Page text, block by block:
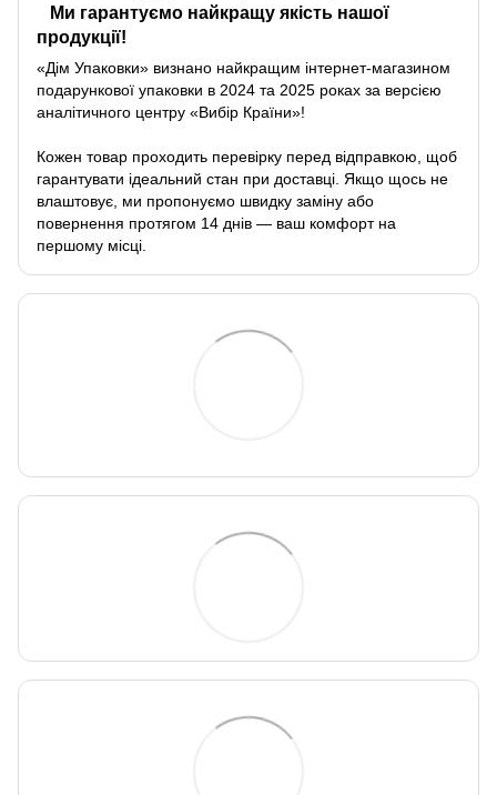
Ми гарантуємо найкращу якість нашої
продукції!
«Дім Упаковки» визнано найкращим інтернет-магазином
подарункової упаковки в 2024 та 2025 роках за версією
аналітичного центру «Вибір Країни»!
Кожен товар проходить перевірку перед відправкою, щоб
гарантувати ідеальний стан при доставці. Якщо щось не
влаштовує, ми пропонуємо швидку заміну або
повернення протягом 14 днів — ваш комфорт на
першому місці.